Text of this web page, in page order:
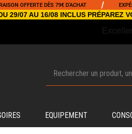
DÈS 79€ D'ACHAT / EXPÉDITION
29/07 AU 16/08 INCLUS PRÉPAREZ
EQUIPEMENT